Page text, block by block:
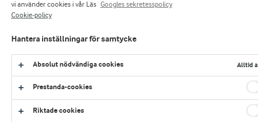
vi använder cookies i vår Läs Googles sekretesspolicy
Cookie-policy
Hantera inställningar för samtycke
Absolut nödvändiga cookies Alltid
Prestanda-cookies
Riktade cookies